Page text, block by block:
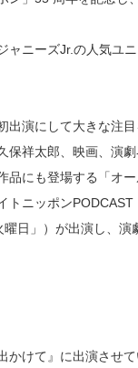
ャニーズJr.の人気ユ
出演にして大きな注
保祥太郎、映画、演
品にも登場する「オ
トニッポン
日」）が出演し、
かけて』に出演させ